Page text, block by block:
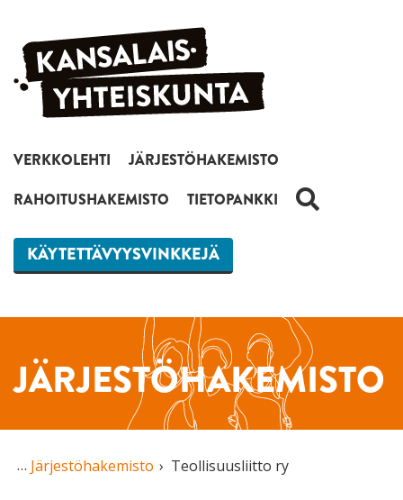
Siirry sisältöön
VERKKOLEHTI
JÄRJESTÖHAKEMISTO
RAHOITUSHAKEMISTO
TIETOPANKKI HAKU
KÄYTETTÄVYYSVINKKEJÄ
JÄRJESTÖHAKEMISTO
Järjestöhakemisto Teollisuusliitto ry